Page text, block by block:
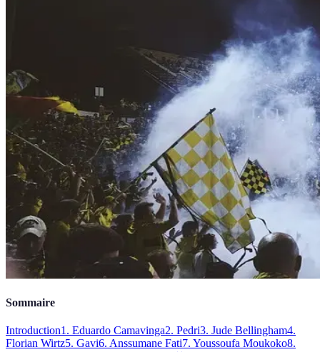
Sommaire
Introduction1. Eduardo Camavinga2. Pedri3. Jude Bellingham4.
Florian Wirtz5. Gavi6. Anssumane Fati7. Youssoufa Moukoko8.